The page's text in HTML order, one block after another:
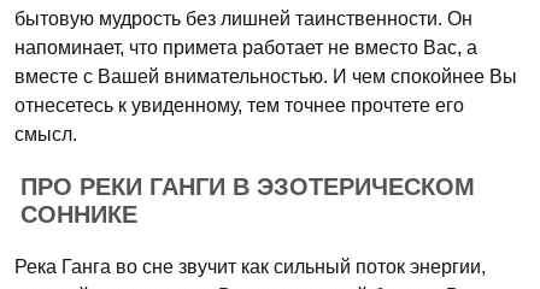
бытовую мудрость без лишней таинственности. Он
напоминает, что примета работает не вместо Вас, а
вместе с Вашей внимательностью. И чем спокойнее Вы
отнесетесь к увиденному, тем точнее прочтете его
смысл.
ПРО РЕКИ ГАНГИ В ЭЗОТЕРИЧЕСКОМ
СОННИКЕ
Река Ганга во сне звучит как сильный поток энергии,